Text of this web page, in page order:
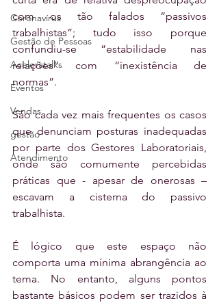
Coronavírus
Gestão de Pessoas
Aceleratalks
Eventos
Vendas
gestão
Atendimento
com os tão falados “passivos
trabalhistas”; tudo isso porque
confundiu-se “estabilidade nas
relações” com “inexistência de
normas”.
São cada vez mais frequentes os casos
que denunciam posturas inadequadas
por parte dos Gestores Laboratoriais,
onde são comumente percebidas
práticas que - apesar de onerosas –
escavam a cisterna do passivo
trabalhista.
É lógico que este espaço não
comporta uma mínima abrangência ao
tema. No entanto, alguns pontos
bastante básicos podem ser trazidos à